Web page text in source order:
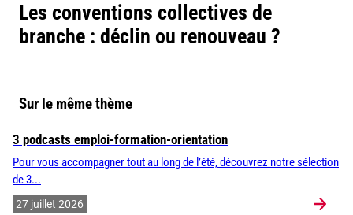
Les conventions collectives de
branche : déclin ou renouveau ?
Sur le même thème
3 podcasts emploi-formation-orientation
Pour vous accompagner tout au long de l’été, découvrez notre sélection
de 3...
27 juillet 2026